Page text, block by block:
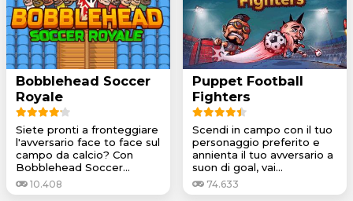
Bobblehead Soccer
Royale
Siete pronti a fronteggiare
l'avversario face to face sul
campo da calcio? Con
Bobblehead Soccer...
10.408
Puppet Football
Fighters
Scendi in campo con il tuo
personaggio preferito e
annienta il tuo avversario a
suon di goal, vai...
74.633